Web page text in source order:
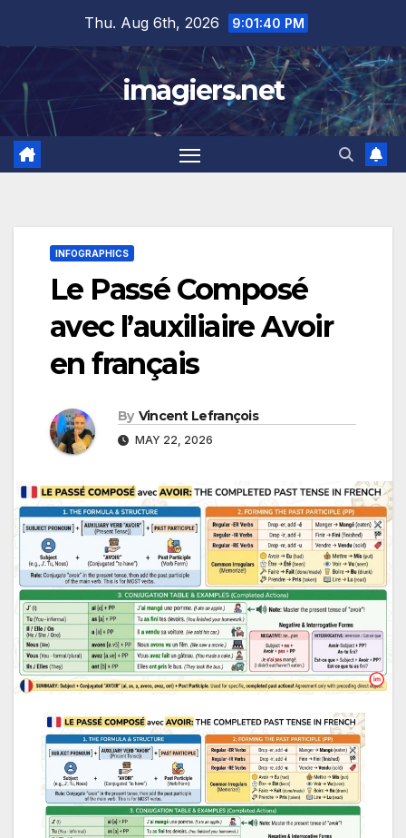
content
Thu. Aug 6th, 2026 9:01:41 PM
imagiers.net
INFOGRAPHICS
Le Passé Composé
avec l’auxiliaire Avoir
en français
By Vincent Lefrançois
MAY 22, 2026